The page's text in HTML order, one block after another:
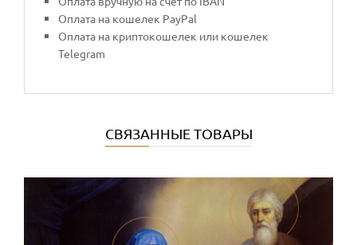
Оплата на кошелек PayPal
Оплата на криптокошелек или кошелек
Telegram
СВЯЗАННЫЕ ТОВАРЫ